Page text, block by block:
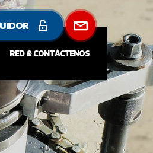
RED & CONTÁCTENOS